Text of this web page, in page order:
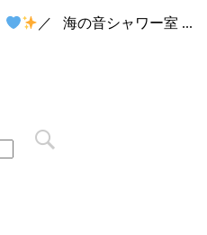
／ 海の音シャワー室 ...